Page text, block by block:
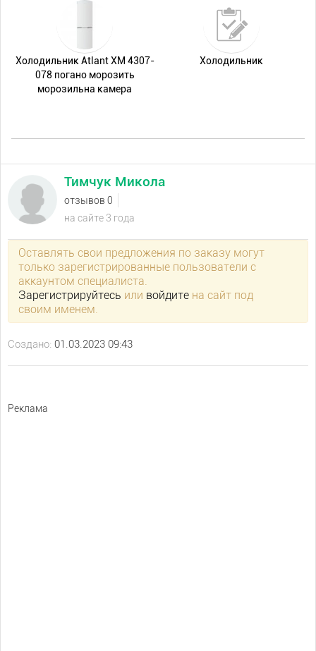
Холодильник Atlant ХМ 4307-
078 погано морозить
морозильна камера
Холодильник
Тимчук Микола
отзывов 0
на сайте 3 года
Оставлять свои предложения по заказу могут
только зарегистрированные пользователи с
аккаунтом специалиста.
Зарегистрируйтесь или войдите на сайт под
своим именем.
Создано: 01.03.2023 09:43
Реклама